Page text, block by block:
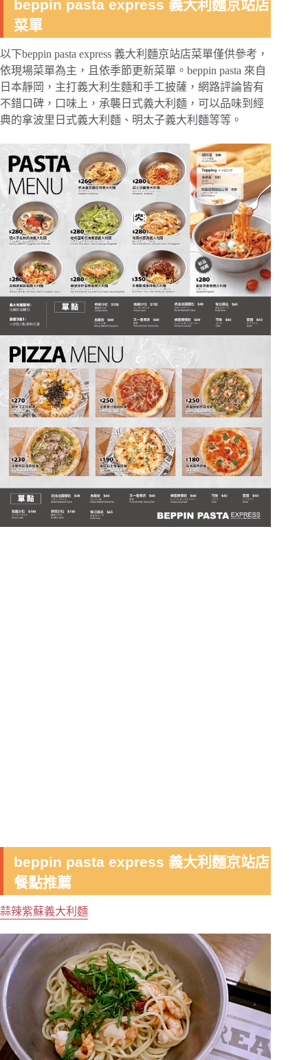
beppin pasta express 義大利麵京站店
菜單
以下beppin pasta express 義大利麵京站店菜單僅供參考，
依現場菜單為主，且依季節更新菜單。beppin pasta 來自
日本靜岡，主打義大利生麵和手工披薩，網路評論皆有
不錯口碑，口味上，承襲日式義大利麵，可以品味到經
典的拿波里日式義大利麵、明太子義大利麵等等。
beppin pasta express 義大利麵京站店
餐點推薦
蒜辣紫蘇義大利麵